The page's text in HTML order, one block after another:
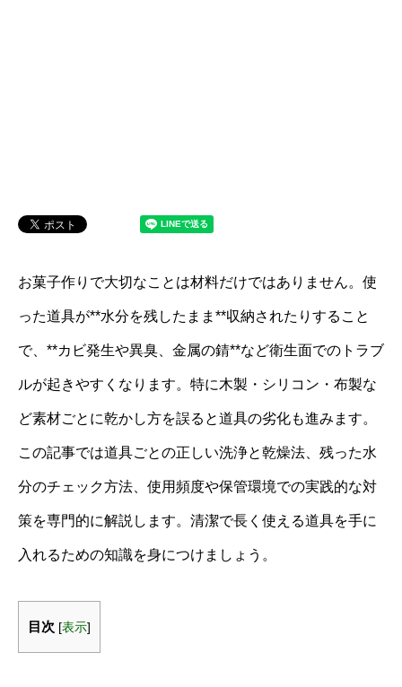
お菓子作りで大切なことは材料だけではありません。使
った道具が**水分を残したまま**収納されたりすること
で、**カビ発生や異臭、金属の錆**など衛生面でのトラブ
ルが起きやすくなります。特に木製・シリコン・布製な
ど素材ごとに乾かし方を誤ると道具の劣化も進みます。
この記事では道具ごとの正しい洗浄と乾燥法、残った水
分のチェック方法、使用頻度や保管環境での実践的な対
策を専門的に解説します。清潔で長く使える道具を手に
入れるための知識を身につけましょう。
目次 [表示]